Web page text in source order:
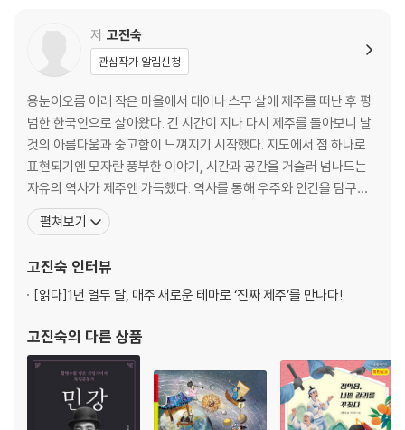
저 고진숙
관심작가 알림신청
용눈이오름 아래 작은 마을에서 태어나 스무 살에 제주를 떠난 후 평
범한 한국인으로 살아왔다. 긴 시간이 지나 다시 제주를 돌아보니 날
것의 아름다움과 숭고함이 느껴지기 시작했다. 지도에서 점 하나로
표현되기엔 모자란 풍부한 이야기, 시간과 공간을 거슬러 넘나드는
자유의 역사가 제주엔 가득했다. 역사를 통해 우주와 인간을 탐구하
고 이야기를 찾아 나서는 글꾼의 삶에 이보다 더한 축복은 없을 것이
다. 《이순신을 만든 사람들》을 시작으로 《문익점과 정천익》, 《청소년
산》으로 이어지는 역사 이야기를 써 왔고
펼쳐보기
고진숙 인터뷰
[읽다]1년 열두 달, 매주 새로운 테마로 ‘진짜 제주’를 만나다!
고진숙의 다른 상품